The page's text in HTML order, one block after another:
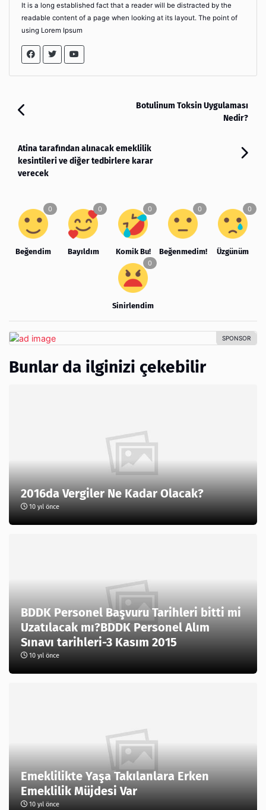
It is a long established fact that a reader will be distracted by the
readable content of a page when looking at its layout. The point of
using Lorem Ipsum
Botulinum Toksin Uygulaması
Nedir?
Atina tarafından alınacak emeklilik
kesintileri ve diğer tedbirlere karar
verecek
Beğendim Bayıldım Komik Bu! Beğenmedim! Üzgünüm
Sinirlendim
Bunlar da ilginizi çekebilir
2016da Vergiler Ne Kadar Olacak?
10 yıl önce
BDDK Personel Başvuru Tarihleri bitti mi
Uzatılacak mı?BDDK Personel Alım
Sınavı tarihleri-3 Kasım 2015
10 yıl önce
Emeklilikte Yaşa Takılanlara Erken
Emeklilik Müjdesi Var
10 yıl önce